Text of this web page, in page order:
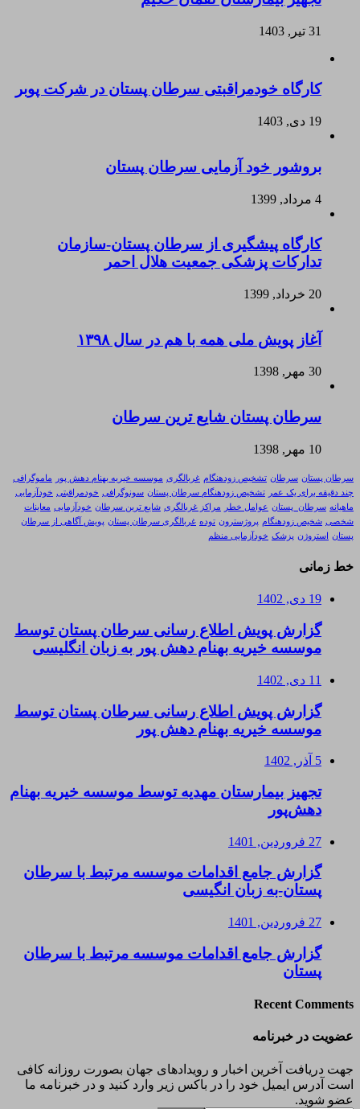
31 تیر, 1403
کارگاه خودمراقبتی سرطان پستان در شرکت پوبر
19 دی, 1403
بروشور خود آزمایی سرطان پستان
4 مرداد, 1399
کارگاه پیشگیری از سرطان پستان-سازمان
تدارکات پزشکی جمعیت هلال احمر
20 خرداد, 1399
آغاز پویش ملی همه با هم در سال ۱۳۹۸
30 مهر, 1398
سرطان پستان شایع ترین سرطان
10 مهر, 1398
سرطان پستان سرطان تشخیص زودهنگام غربالگری موسسه خیریه بهنام دهش پور
ماموگرافی
چند دقیقه برای یک عمر
تشخیص زودهنگام سرطان پستان سونوگرافی خودمراقبتی خودآزمایی
ماهیانه سرطان_پستان عوامل خطر مراکز غربالگری شایع ترین سرطان خودآزمایی معاینات
شخصی شخیص زودهنگام پروژسترون توده غربالگری سرطان پستان پویش آگاهی از سرطان
پستان
استروژن پزشک خودآزمایی منظم
خط زمانی
19 دی, 1402
گزارش پویش اطلاع رسانی سرطان پستان توسط
موسسه خیریه بهنام دهش پور به زبان انگلیسی
11 دی, 1402
گزارش پویش اطلاع رسانی سرطان پستان توسط
موسسه خیریه بهنام دهش پور
5 آذر, 1402
تجهیز بیمارستان مهدیه توسط موسسه خیریه بهنام
دهش‌پور
27 فروردین, 1401
گزارش جامع اقدامات موسسه مرتبط با سرطان
پستان-به زبان انگیسی
27 فروردین, 1401
گزارش جامع اقدامات موسسه مرتبط با سرطان
پستان
Recent Comments
عضویت در خبرنامه
جهت دریافت آخرین اخبار و رویدادهای جهان بصورت روزانه کافی
است آدرس ایمیل خود را در باکس زیر وارد کنید و در خبرنامه ما
عضو شوید.